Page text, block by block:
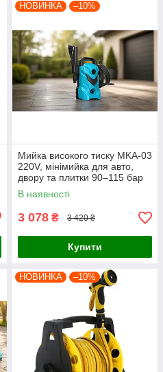
НОВИНКА –10%
Мийка високого тиску MKA-03
220V, мінімийка для авто,
двору та плитки 90–115 бар
В наявності
3 078 ₴ 3 420 ₴
Купити
НОВИНКА –10%